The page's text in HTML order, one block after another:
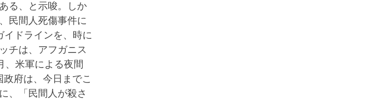
る、と示唆。しか
民間人死傷事件に
イドラインを、時に
チは、アフガニス
、米軍による夜間
府は、今日までこ
、「民間人が殺さ